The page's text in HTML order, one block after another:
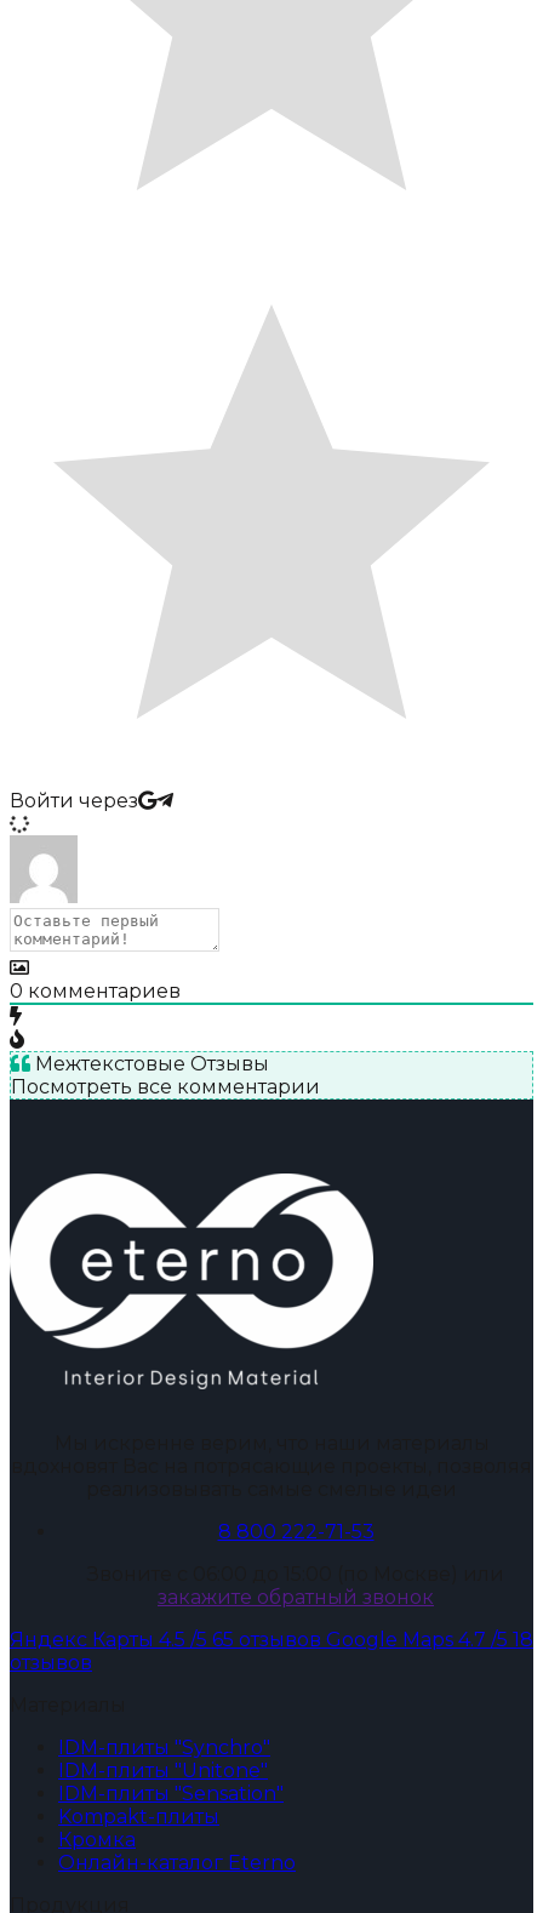
Войти через
0 комментариев
Межтекстовые Отзывы
Посмотреть все комментарии
8 800 222-71-53
закажите обратный звонок
Яндекс Карты 4.5 /5 65 отзывов Google Maps 4.7 /5 18
отзывов
IDM-плиты "Synchro"
IDM-плиты "Unitone"
IDM-плиты "Sensation"
Kompakt-плиты
Кромка
Онлайн-каталог Eterno